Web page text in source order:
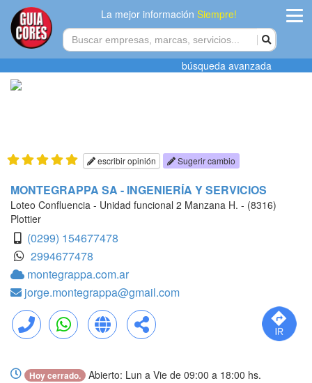
La mejor informaciónSiempre!
Agregar
búsqueda avanzada
escribir opinión Sugerir cambio
MONTEGRAPPA SA - INGENIERÍA Y SERVICIOS
Loteo Confluencia - Unidad funcional 2 Manzana H. - (8316)
Plottier
(0299) 154677478
2994677478
montegrappa.com.ar
jorge.montegrappa@gmail.com
Llamar WhatsApp Web Compartir
Hoy cerrado.
Abierto: Lun a Vie de 09:00 a 18:00 hs.